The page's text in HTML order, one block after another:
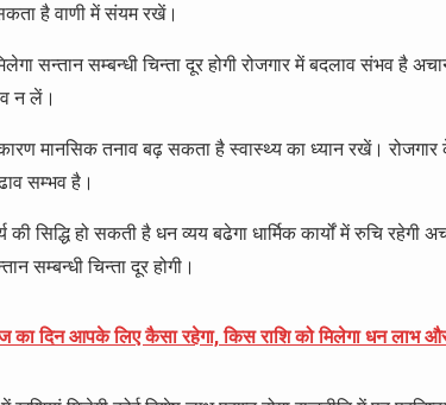
सकता है वाणी में संयम रखें।
सन्तान सम्बन्धी चिन्ता दूर होगी रोजगार में बदलाव संभव है
न लें।
मानसिक तनाव बढ़ सकता है स्वास्थ्य का ध्यान रखें। रोजगार
सम्भव है।
सिद्धि हो सकती है धन व्यय बढेगा धार्मिक कार्यों में रुचि रहेगी
सम्बन्धी चिन्ता दूर होगी।
का दिन आपके लिए कैसा रहेगा, किस राशि को मिलेगा धन लाभ और